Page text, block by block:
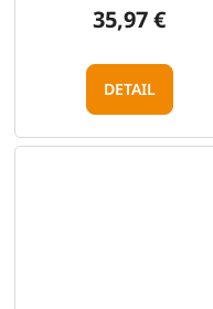
35,97 €
DETAIL